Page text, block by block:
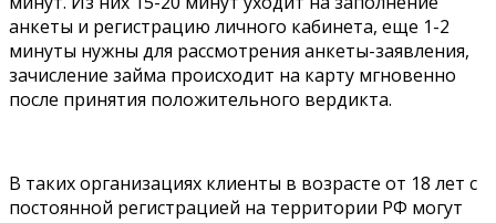
анкеты и регистрацию личного кабинета, еще 1-2
минуты нужны для рассмотрения анкеты-заявления,
зачисление займа происходит на карту мгновенно
после принятия положительного вердикта.
В таких организациях клиенты в возрасте от 18 лет с
постоянной регистрацией на территории РФ могут